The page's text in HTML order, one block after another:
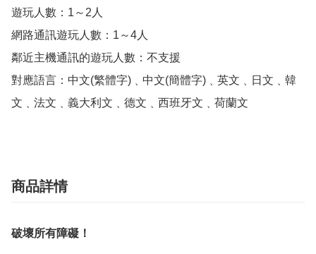
遊玩人數：1～2人
網路通訊遊玩人數：1～4人
鄰近主機通訊的遊玩人數：不支援
對應語言：中文(繁體字)﹑中文(簡體字)﹑英文﹑日文﹑韓
文﹑法文﹑義大利文﹑德文﹑西班牙文﹑荷蘭文
商品詳情
破壞所有障礙！